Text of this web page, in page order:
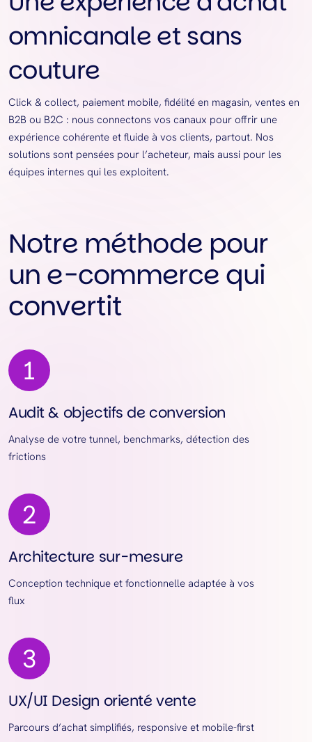
omnicanale et sans
couture
Click & collect, paiement mobile, fidélité en magasin, ventes en
B2B ou B2C : nous connectons vos canaux pour offrir une
expérience cohérente et fluide à vos clients, partout. Nos
solutions sont pensées pour l’acheteur, mais aussi pour les
équipes internes qui les exploitent.
Notre méthode pour
un e-commerce qui
convertit
Audit & objectifs de conversion
Analyse de votre tunnel, benchmarks, détection des
frictions
Architecture sur-mesure
Conception technique et fonctionnelle adaptée à vos
flux
UX/UI Design orienté vente
Parcours d’achat simplifiés, responsive et mobile-first